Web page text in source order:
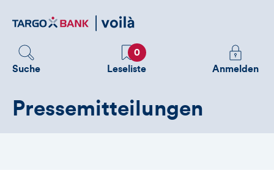
zum
Suche
Favoriten
0
Leseliste
Melden
Sie
Anmelden
Pressemitteilungen